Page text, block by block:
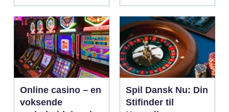
Online casino – en
voksende
Spil Dansk Nu: Din
Stifinder til